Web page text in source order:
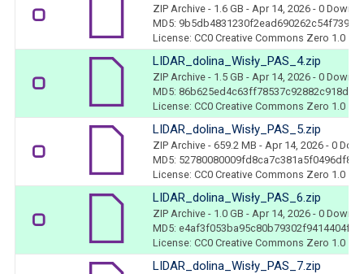
ZIP Archive - 1.6 GB - Apr 14, 2026 - 0
MD5: 9b5db4831230f2ead690262c54f739df
License: CC0 Creative Commons Zero 1.0
LIDAR_dolina_Wisły_PAS_4.zip
ZIP Archive - 1.5 GB - Apr 14, 2026 - 0
MD5: 86b625ed4c63ff78537c92882c918dae
License: CC0 Creative Commons Zero 1.0
LIDAR_dolina_Wisły_PAS_5.zip
ZIP Archive - 659.2 MB - Apr 14, 2026 - 0
MD5: 52780080009fd8ca7c381a5f0496df80
License: CC0 Creative Commons Zero 1.0
LIDAR_dolina_Wisły_PAS_6.zip
ZIP Archive - 1.0 GB - Apr 14, 2026 - 0
MD5: e4af3f053ba95c80b79302f9414404fc
License: CC0 Creative Commons Zero 1.0
LIDAR_dolina_Wisły_PAS_7.zip